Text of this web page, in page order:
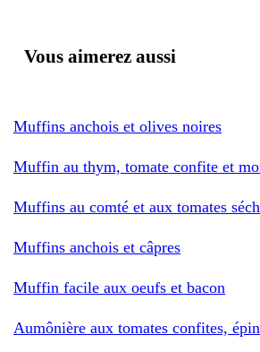
Vous aimerez aussi
Muffins anchois et olives noires
Muffin au thym, tomate confite et
Muffins au comté et aux tomates
Muffins anchois et câpres
Muffin facile aux oeufs et bacon
Aumônière aux tomates confites,